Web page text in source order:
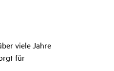
viele Jahre
für